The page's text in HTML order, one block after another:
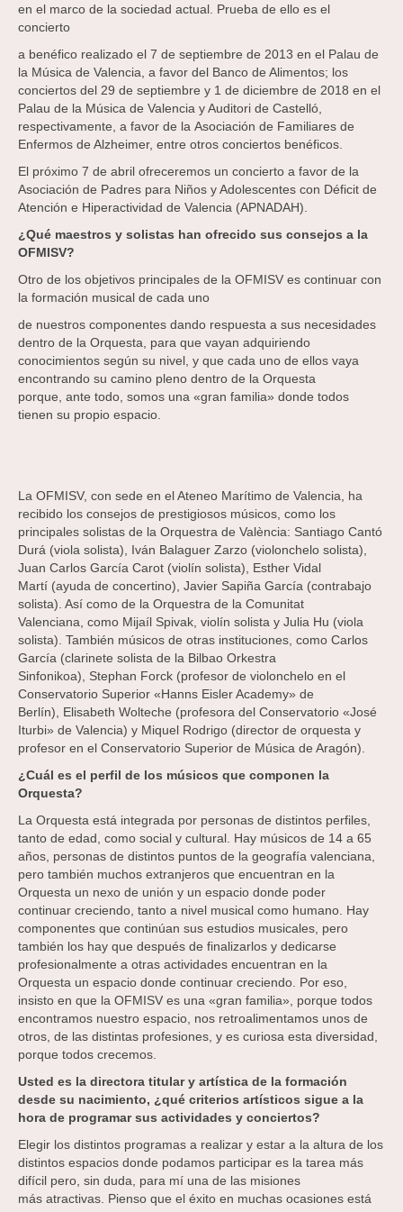
en el marco de la sociedad actual. Prueba de ello es el
concierto
a benéfico realizado el 7 de septiembre de 2013 en el Palau de
la Música de Valencia, a favor del Banco de Alimentos; los
conciertos del 29 de septiembre y 1 de diciembre de 2018 en el
Palau de la Música de Valencia y Auditori de Castelló,
respectivamente, a favor de la Asociación de Familiares de
Enfermos de Alzheimer, entre otros conciertos benéficos.
El próximo 7 de abril ofreceremos un concierto a favor de la
Asociación de Padres para Niños y Adolescentes con Déficit de
Atención e Hiperactividad de Valencia (APNADAH).
¿Qué maestros y solistas han ofrecido sus consejos a la
OFMISV?
Otro de los objetivos principales de la OFMISV es continuar con
la formación musical de cada uno
de nuestros componentes dando respuesta a sus necesidades
dentro de la Orquesta, para que vayan adquiriendo
conocimientos según su nivel, y que cada uno de ellos vaya
encontrando su camino pleno dentro de la Orquesta
porque, ante todo, somos una «gran familia» donde todos
tienen su propio espacio.
La OFMISV, con sede en el Ateneo Marítimo de Valencia, ha
recibido los consejos de prestigiosos músicos, como los
principales solistas de la Orquestra de València: Santiago Cantó
Durá (viola solista), Iván Balaguer Zarzo (violonchelo solista),
Juan Carlos García Carot (violín solista), Esther Vidal
Martí (ayuda de concertino), Javier Sapiña García (contrabajo
solista). Así como de la Orquestra de la Comunitat
Valenciana, como Mijaíl Spivak, violín solista y Julia Hu (viola
solista). También músicos de otras instituciones, como Carlos
García (clarinete solista de la Bilbao Orkestra
Sinfonikoa), Stephan Forck (profesor de violonchelo en el
Conservatorio Superior «Hanns Eisler Academy» de
Berlín), Elisabeth Wolteche (profesora del Conservatorio «José
Iturbi» de Valencia) y Miquel Rodrigo (director de orquesta y
profesor en el Conservatorio Superior de Música de Aragón).
¿Cuál es el perfil de los músicos que componen la
Orquesta?
La Orquesta está integrada por personas de distintos perfiles,
tanto de edad, como social y cultural. Hay músicos de 14 a 65
años, personas de distintos puntos de la geografía valenciana,
pero también muchos extranjeros que encuentran en la
Orquesta un nexo de unión y un espacio donde poder
continuar creciendo, tanto a nivel musical como humano. Hay
componentes que continúan sus estudios musicales, pero
también los hay que después de finalizarlos y dedicarse
profesionalmente a otras actividades encuentran en la
Orquesta un espacio donde continuar creciendo. Por eso,
insisto en que la OFMISV es una «gran familia», porque todos
encontramos nuestro espacio, nos retroalimentamos unos de
otros, de las distintas profesiones, y es curiosa esta diversidad,
porque todos crecemos.
Usted es la directora titular y artística de la formación
desde su nacimiento, ¿qué criterios artísticos sigue a la
hora de programarsus actividades y conciertos?
Elegir los distintos programas a realizar y estar a la altura de los
distintos espacios donde podamos participar es la tarea más
difícil pero, sin duda, para mí una de las misiones
más atractivas. Pienso que el éxito en muchas ocasiones está